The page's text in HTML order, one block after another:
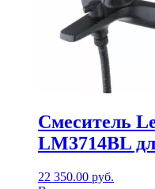
Смеситель
LM3714BL
22 350.00 руб.